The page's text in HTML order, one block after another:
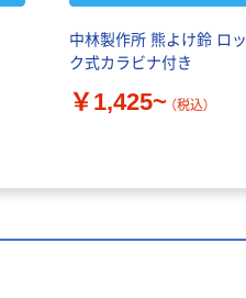
中林製作所 熊よけ鈴 ロッ
ク式カラビナ付き
￥1,425~ （税込）